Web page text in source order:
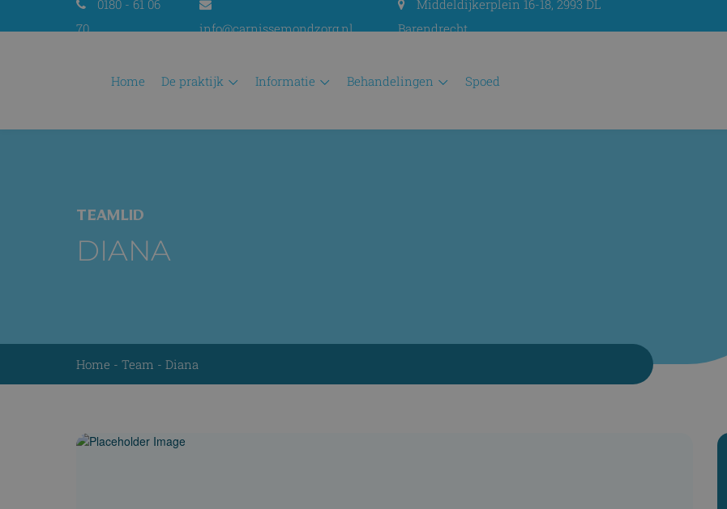
0180 - 61 06
70
info@carnissemondzorg.nl
Middeldijkerplein 16-18, 2993 DL
Barendrecht
home de praktijk informatie behandelingen spoed
TEAMLID
DIANA
Home -Team -Diana